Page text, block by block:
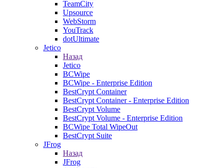
TeamCity
Upsource
WebStorm
YouTrack
dotUltimate
Jetico
Назад
Jetico
BCWipe
BCWipe - Enterprise Edition
BestCrypt Container
BestCrypt Container - Enterprise Edition
BestCrypt Volume
BestCrypt Volume - Enterprise Edition
BCWipe Total WipeOut
BestCrypt Suite
JFrog
Назад
JFrog